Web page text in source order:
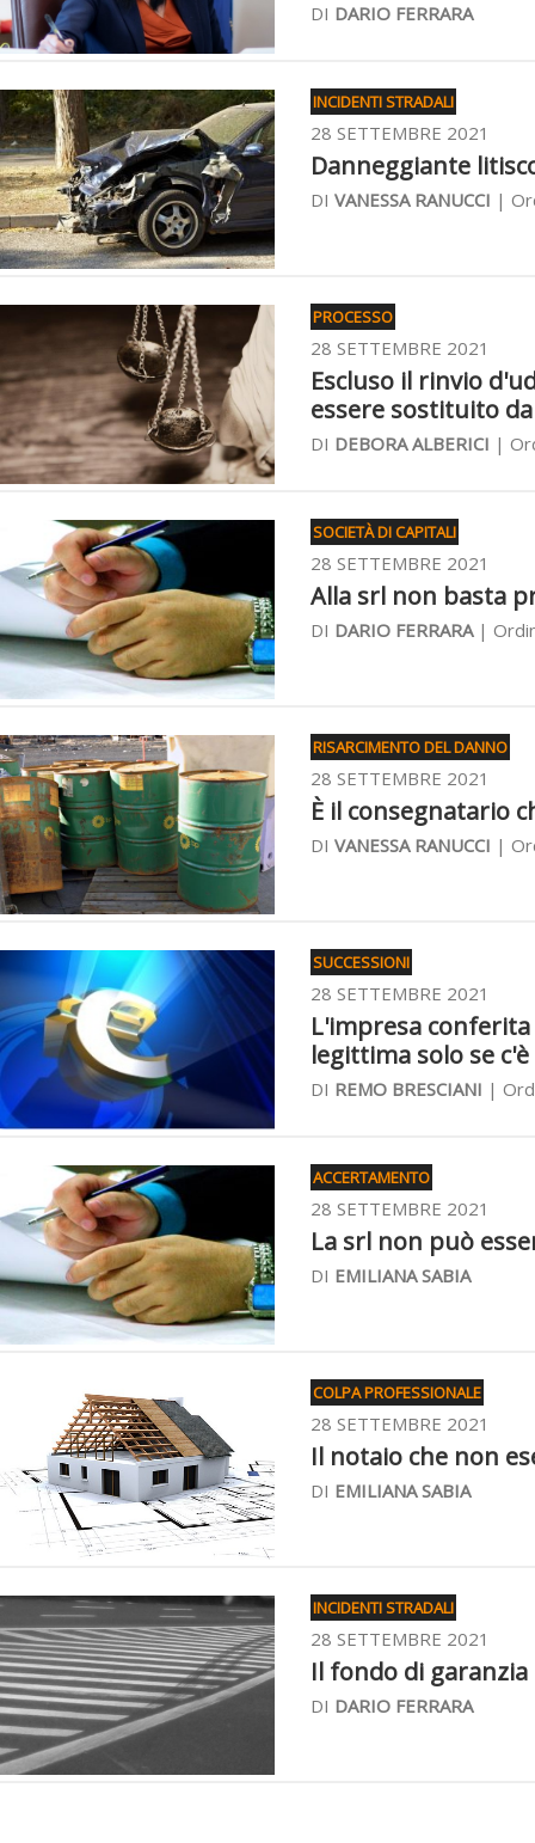
DI DARIO FERRARA
INCIDENTI STRADALI
28 SETTEMBRE 2021
Danneggiante
DI VANESSA RANUCCI |
PROCESSO
28 SETTEMBRE 2021
Escluso il rinvio
essere sostituito
DI DEBORA ALBERICI |
SOCIETÀ DI CAPITALI
28 SETTEMBRE 2021
Alla srl non basta
DI DARIO FERRARA|
RISARCIMENTO DEL DANNO
28 SETTEMBRE 2021
È il consegnatario
DI VANESSA RANUCCI |
SUCCESSIONI
28 SETTEMBRE 2021
L'impresa
legittima solo se
DI REMO BRESCIANI |
ACCERTAMENTO
28 SETTEMBRE 2021
La srl non può
DI EMILIANA SABIA
COLPA PROFESSIONALE
28 SETTEMBRE 2021
Il notaio che non
DI EMILIANA SABIA
INCIDENTI STRADALI
28 SETTEMBRE 2021
Il fondo di garanzia
DI DARIO FERRARA